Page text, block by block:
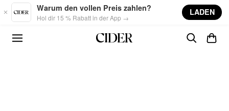
Skip to main content
Warum den vollen Preis zahlen?
Hol dir 15 % Rabatt in der App →
LADEN